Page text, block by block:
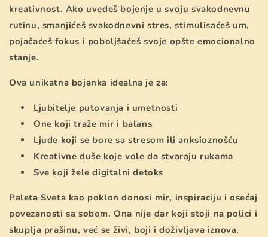
kreativnost. Ako uvedeš bojenje u svoju svakodnevnu
rutinu, smanjićeš svakodnevni stres, stimulisaćeš um,
pojačaćeš fokus i poboljšaćeš svoje opšte emocionalno
stanje.
Ova unikatna bojanka idealna je za:
Ljubitelje putovanja i umetnosti
One koji traže mir i balans
Ljude koji se bore sa stresom ili anksioznošću
Kreativne duše koje vole da stvaraju rukama
Sve koji žele digitalni detoks
Paleta Sveta kao poklon donosi mir, inspiraciju i osećaj
povezanosti sa sobom. Ona nije dar koji stoji na polici i
skuplja prašinu, već se živi, boji i doživljava iznova.